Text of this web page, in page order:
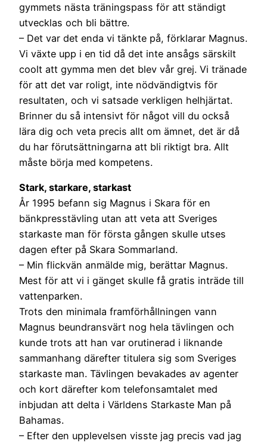
gymmets nästa träningspass för att ständigt
utvecklas och bli bättre.
– Det var det enda vi tänkte på, förklarar Magnus.
Vi växte upp i en tid då det inte ansågs särskilt
coolt att gymma men det blev vår grej. Vi tränade
för att det var roligt, inte nödvändigtvis för
resultaten, och vi satsade verkligen helhjärtat.
Brinner du så intensivt för något vill du också
lära dig och veta precis allt om ämnet, det är då
du har förutsättningarna att bli riktigt bra. Allt
måste börja med kompetens.
Stark, starkare, starkast
År 1995 befann sig Magnus i Skara för en
bänkpresstävling utan att veta att Sveriges
starkaste man för första gången skulle utses
dagen efter på Skara Sommarland.
– Min flickvän anmälde mig, berättar Magnus.
Mest för att vi i gänget skulle få gratis inträde till
vattenparken.
Trots den minimala framförhållningen vann
Magnus beundransvärt nog hela tävlingen och
kunde trots att han var orutinerad i liknande
sammanhang därefter titulera sig som Sveriges
starkaste man. Tävlingen bevakades av agenter
och kort därefter kom telefonsamtalet med
inbjudan att delta i Världens Starkaste Man på
Bahamas.
– Efter den upplevelsen visste jag precis vad jag